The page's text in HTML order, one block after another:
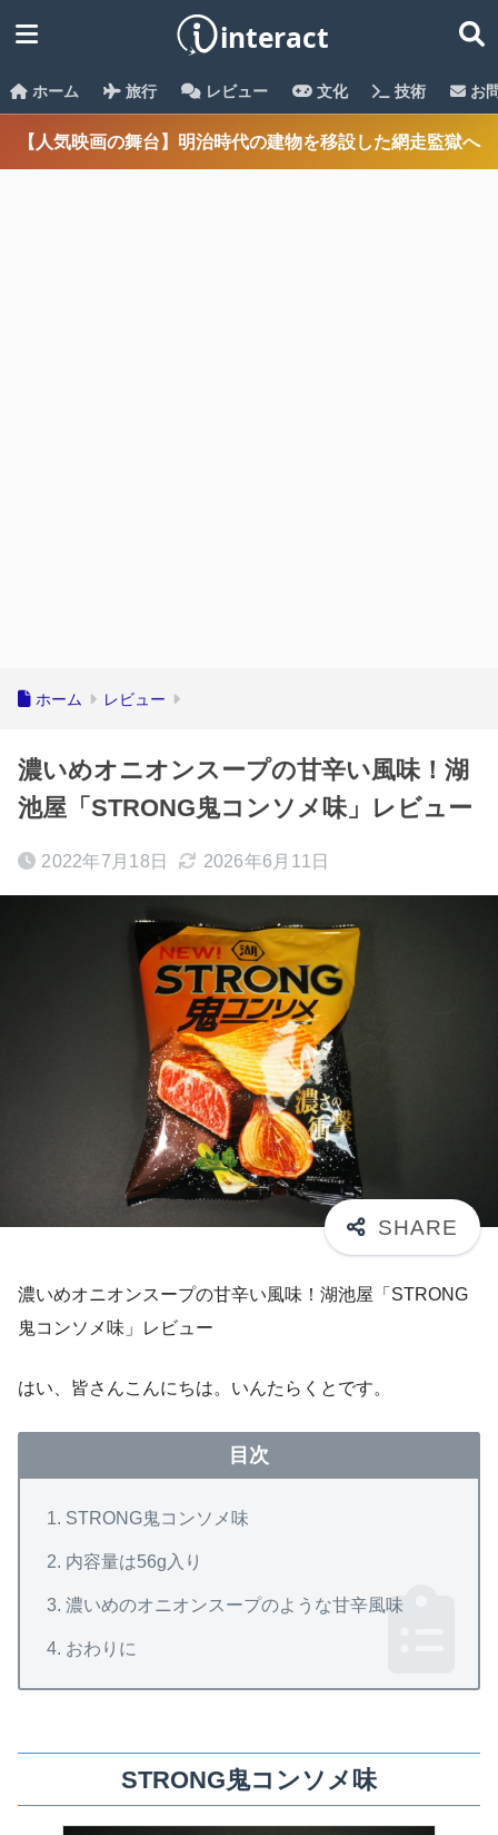
ホーム 旅行 レビュー 文化 技術 お
【人気映画の舞台】明治時代の建物を移設した網走監獄へ
ホーム レビュー
濃いめオニオンスープの甘辛い風味！湖
池屋「STRONG鬼コンソメ味」レビュー
2022年7月18日 2026年6月11日
濃いめオニオンスープの甘辛い風味！湖池屋「STRONG
鬼コンソメ味」レビュー
はい、皆さんこんにちは。いんたらくとです。
目次
STRONG鬼コンソメ味
内容量は56g入り
濃いめのオニオンスープのような甘辛風味
おわりに
STRONG鬼コンソメ味